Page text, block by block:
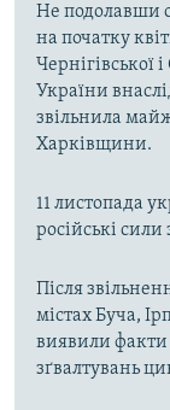
Не подолавши
на початку
Чернігівської
України
звільнила
Харківщини.
11 листопада
російські сили
Після
містах Буча,
виявили факти
зґвалтувань